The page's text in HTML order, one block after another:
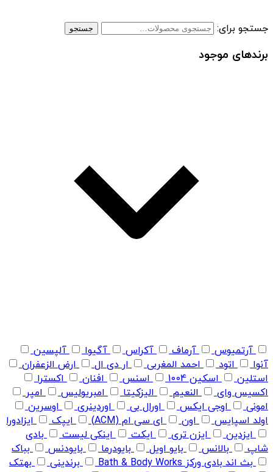
جستجو برای: جستجو
برندهای موجود
آرتمیوس آرماف آکراس آگیوا
آلپسین
آنوا
اتود احمد المغربی ار دی ال
ارض الزعفران
استلین
اسکین 1004 اسنس افنان
اکسترا
اکسیس وای
النعیم الیزکیتا امبریولیس
امپر
امونی
اوجی ایکس اورال بی اوردینری
اوسرین
اولد اسپایس
اون ای سی ام (ACM) ایپک
ایزادورا
ایزدین
ایزن تری ایکت اینکی لیست
بادی
شاپ
بالانس بایو اویل بایودرما بایودنس
بباک
بث اند بادی ورکز Bath & Body Works
برندینی
بهتک